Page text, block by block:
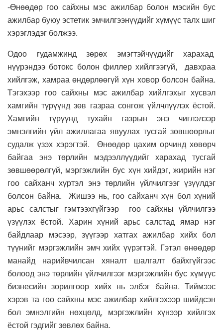
-Өнөөдөр гоо сайхны мэс ажилбар болон мэсийн бус
ажилбар буюу эстетик эмчилгээнүүдийг хүмүүс талх шиг
хэрэглэдэг болжээ.
Одоо гудамжинд зөрөх эмэгтэйчүүдийг харахад
нүүрэндээ ботокс болон филлер хийлгээгүй, давхраа
хийлгэж, хамраа өндөрлөөгүй хүн ховор болсон байна.
Тэгэхээр гоо сайхны мэс ажилбар хийлгэхыг хүсвэл
хамгийн түрүүнд зөв газраа сонгож үйлчлүүлэх ёстой.
Хамгийн түрүүнд тухайн газрын энэ чиглэлээр
эмнэлгийн үйл ажиллагаа явуулах тусгай зөвшөөрлыг
судалж үзэх хэрэгтэй. Өнөөдөр цахим орчинд хөвөрч
байгаа энэ төрлийн мэдээллүүдийг харахад тусгай
зөвшөөрөлгүй, мэргэжлийн бус хүн хийдэг, жирийн нэг
гоо сайханч хүртэл энэ төрлийн үйлчилгээг үзүүлдэг
болсон байна. Жишээ нь, гоо сайханч хүн бол хүний
арьс салстыг гэмтээхгүйгээр гоо сайхны үйлчилгээ
үзүүлэх ёстой. Харин хүний арьс салстад ямар нэг
байдлаар мэсээр, зүүгээр хатгах ажилбар хийх бол
түүнийг мэргэжлийн эмч хийх үүрэгтэй. Гэтэл өнөөдөр
манайд нарийвчилсан хяналт шалгалт байхгүйгээс
болоод энэ төрлийн үйлчилгээг мэргэжлийн бус хүмүүс
бизнесийн зорилгоор хийх нь элбэг байна. Тиймээс
хэрэв та гоо сайхны мэс ажилбар хийлгэхээр шийдсэн
бол эмнэлгийн нөхцөлд, мэргэжлийн хүнээр хийлгэх
ёстой гэдгийг зөвлөх байна.